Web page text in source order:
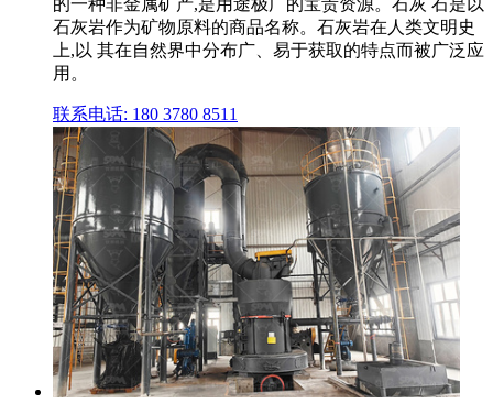
的一种非金属矿产,是用途极广的宝贵资源。石灰 石是以
石灰岩作为矿物原料的商品名称。石灰岩在人类文明史
上,以 其在自然界中分布广、易于获取的特点而被广泛应
用。
联系电话: 180 3780 8511